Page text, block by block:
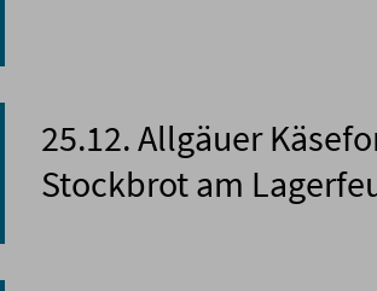
25.12. Allgäuer
Stockbrot am